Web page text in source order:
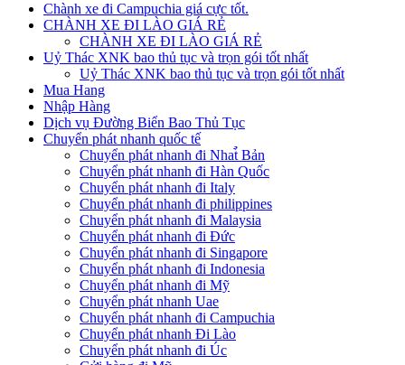
Chành xe đi Campuchia giá cực tốt.
CHÀNH XE ĐI LÀO GIÁ RẺ
CHÀNH XE ĐI LÀO GIÁ RẺ
Uỷ Thác XNK bao thủ tục và trọn gói tốt nhất
Uỷ Thác XNK bao thủ tục và trọn gói tốt nhất
Mua Hang
Nhập Hàng
Dịch vụ Đường Biển Bao Thủ Tục
Chuyển phát nhanh quốc tế
Chuyển phát nhanh đi Nhat̉̀ Bản
Chuyển phát nhanh đi Hàn Quốc
Chuyển phát nhanh đi Italy
Chuyển phát nhanh đi philippines
Chuyển phát nhanh đi Malaysia
Chuyển phát nhanh đi Đức
Chuyển phát nhanh đi Singapore
Chuyển phát nhanh đi Indonesia
Chuyển phát nhanh đi Mỹ
Chuyển phát nhanh Uae
Chuyển phát nhanh đi Campuchia
Chuyển phát nhanh Đi Lào
Chuyển phát nhanh đi Úc